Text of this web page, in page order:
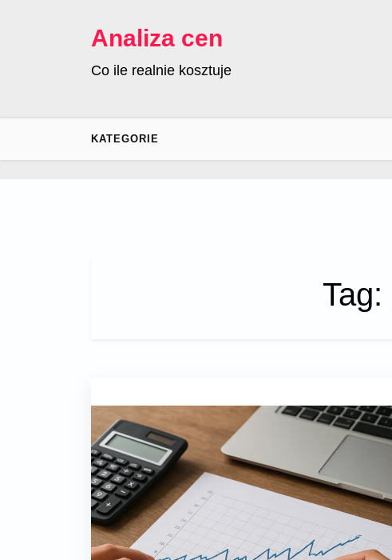
Analiza cen
Co ile realnie kosztuje
KATEGORIE
Tag: